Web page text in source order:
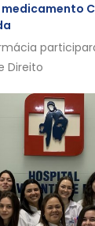
Direito